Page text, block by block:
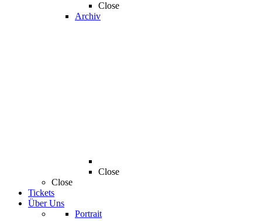
Close
Archiv
Close
Close
Tickets
Über Uns
Portrait